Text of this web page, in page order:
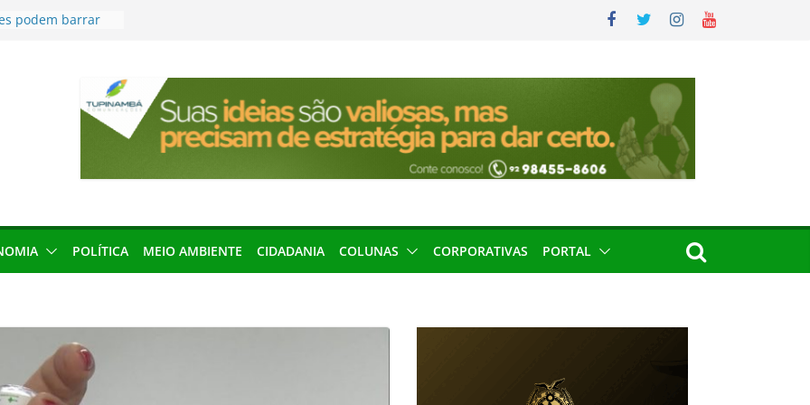
podem barrar
Amazônia
em São
de 2027
impróprio
fogo no Cemitério
POLÍTICA MEIO AMBIENTE CIDADANIA COLUNAS CORPORATIVAS PORTAL